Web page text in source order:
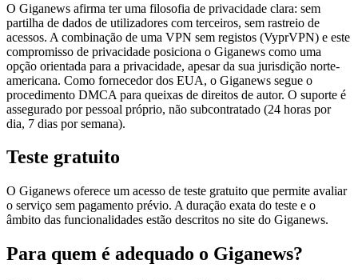
O Giganews afirma ter uma filosofia de privacidade clara: sem
partilha de dados de utilizadores com terceiros, sem rastreio de
acessos. A combinação de uma VPN sem registos (VyprVPN) e este
compromisso de privacidade posiciona o Giganews como uma
opção orientada para a privacidade, apesar da sua jurisdição norte-
americana. Como fornecedor dos EUA, o Giganews segue o
procedimento DMCA para queixas de direitos de autor. O suporte é
assegurado por pessoal próprio, não subcontratado (24 horas por
dia, 7 dias por semana).
Teste gratuito
O Giganews oferece um acesso de teste gratuito que permite avaliar
o serviço sem pagamento prévio. A duração exata do teste e o
âmbito das funcionalidades estão descritos no site do Giganews.
Para quem é adequado o Giganews?